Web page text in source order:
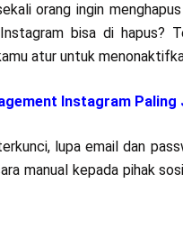
orang ingin
bisa di hapus?
atur untuk
Instagram Paling
lupa email dan
manual kepada pihak